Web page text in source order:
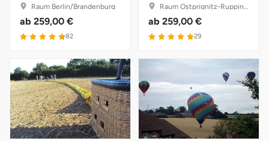
Raum Berlin/Brandenburg
ab 259,00 €
4.7 von 5
82
Raum Ostprignitz-Ruppin, Brandenburg
ab 259,00 €
5 von 5
29
Sömmerda
Weimar
sächsische Schweiz